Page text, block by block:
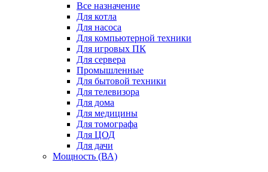
Все назначение
Для котла
Для насоса
Для компьютерной техники
Для игровых ПК
Для сервера
Промышленные
Для бытовой техники
Для телевизора
Для дома
Для медицины
Для томографа
Для ЦОД
Для дачи
Мощность (ВА)